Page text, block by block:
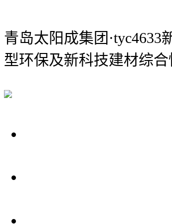
青岛太阳成集团·tyc4633
型环保及新科技建材综合